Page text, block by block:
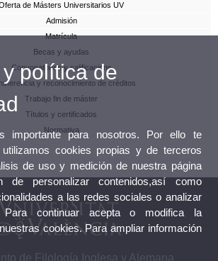
de Másters Universitarios UV
Admisión
Matrícula
Becas y ayudas
Convocatorias y calificacions
y reconocimiento de créditos
Trabajo fin de máster
Títulos y certificados
Normativa
de Filología Inglesa y Alemana
política de
importante para nosotros. Por ello te
cookies propias y de terceros
de uso y medición de nuestra página
personalizar contenidos,así como
a las redes sociales o analizar
Para continuar acepta o modifica la
cookies. Para ampliar información